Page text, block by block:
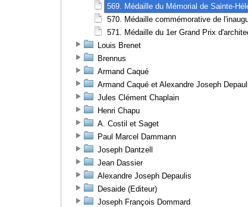
569. Médaille du Mémorial de Sainte-
570. Médaille commémorative de
571. Médaille du 1er Grand Prix
Louis Brenet
Brennus
Armand Caqué
Armand Caqué et Alexandre Joseph
Jules Clément Chaplain
Henri Chapu
A. Costil et Saget
Paul Marcel Dammann
Joseph Dantzell
Jean Dassier
Alexandre Joseph Depaulis
Desaide (Editeur)
Joseph François Dommard